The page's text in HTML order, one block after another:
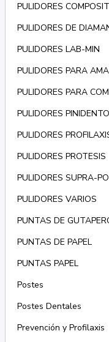
PULIDORES
PULIDORES DE
PULIDORES LAB-MIN
PULIDORES PARA
PULIDORES PARA
PULIDORES
PULIDORES
PULIDORES PROTESIS
PULIDORES SUPRA-
PULIDORES VARIOS
PUNTAS DE
PUNTAS DE PAPEL
PUNTAS PAPEL
Postes
Postes Dentales
Prevención y Profilaxis